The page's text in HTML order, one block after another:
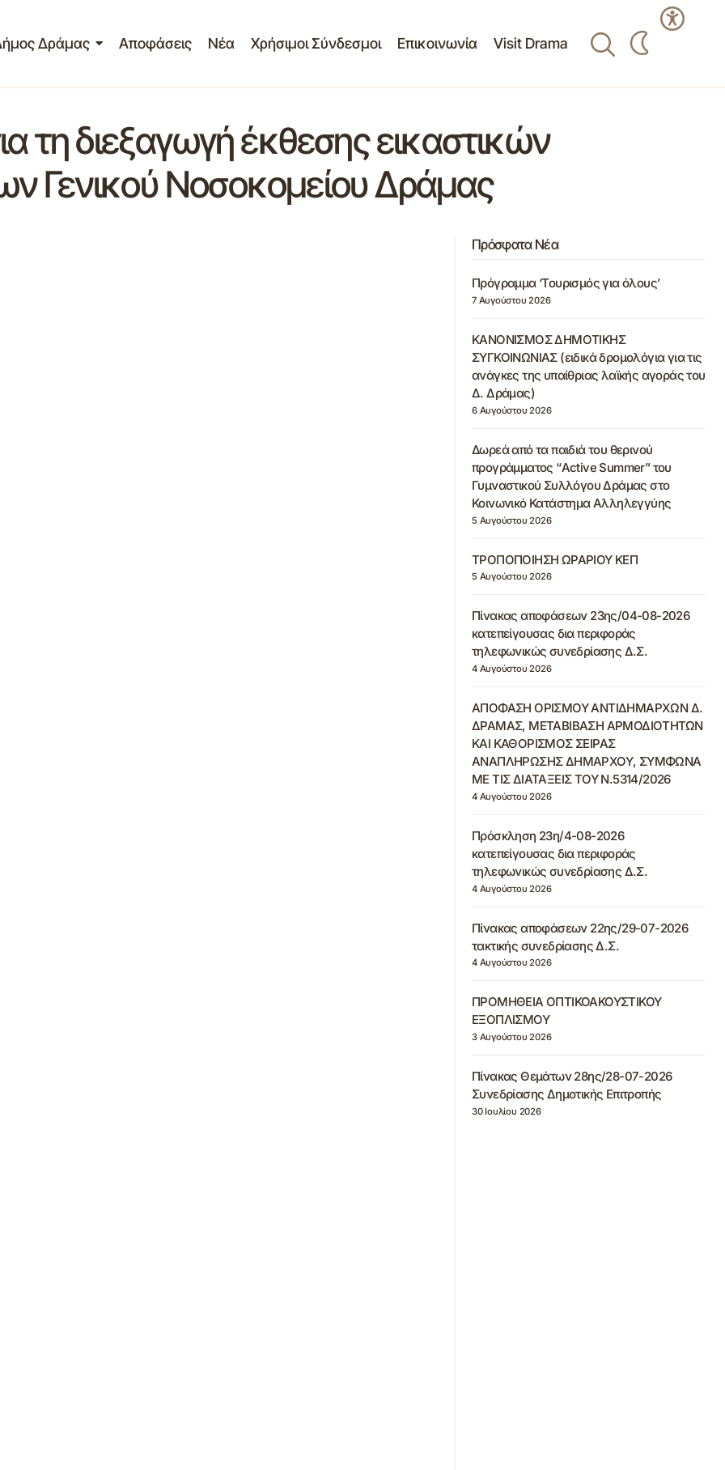
Δράμας Αποφάσεις Νέα Χρήσιμοι Σύνδεσμοι Επικοινωνία Visit Drama
τη διεξαγωγή έκθεσης εικαστικών
Γενικού Νοσοκομείου Δράμας
Πρόσφατα Νέα
Πρόγραμμα ‘Τουρισμός για όλους’
7 Αυγούστου 2026
ΚΑΝΟΝΙΣΜΟΣ ΔΗΜΟΤΙΚΗΣ
ΣΥΓΚΟΙΝΩΝΙΑΣ (ειδικά δρομολόγια για τις
ανάγκες της υπαίθριας λαϊκής αγοράς του
Δ. Δράμας)
6 Αυγούστου 2026
Δωρεά από τα παιδιά του θερινού
προγράμματος “Active Summer” του
Γυμναστικού Συλλόγου Δράμας στο
Κοινωνικό Κατάστημα Αλληλεγγύης
5 Αυγούστου 2026
ΤΡΟΠΟΠΟΙΗΣΗ ΩΡΑΡΙΟΥ ΚΕΠ
5 Αυγούστου 2026
Πίνακας αποφάσεων 23ης/04-08-2026
κατεπείγουσας δια περιφοράς
τηλεφωνικώς συνεδρίασης Δ.Σ.
4 Αυγούστου 2026
ΑΠΟΦΑΣΗ ΟΡΙΣΜΟΥ ΑΝΤΙΔΗΜΑΡΧΩΝ Δ.
ΔΡΑΜΑΣ, ΜΕΤΑΒΙΒΑΣΗ ΑΡΜΟΔΙΟΤΗΤΩΝ
ΚΑΙ ΚΑΘΟΡΙΣΜΟΣ ΣΕΙΡΑΣ
ΑΝΑΠΛΗΡΩΣΗΣ ΔΗΜΑΡΧΟΥ, ΣΥΜΦΩΝΑ
ΜΕ ΤΙΣ ΔΙΑΤΑΞΕΙΣ ΤΟΥ Ν.5314/2026
4 Αυγούστου 2026
Πρόσκληση 23η/4-08-2026
κατεπείγουσας δια περιφοράς
τηλεφωνικώς συνεδρίασης Δ.Σ.
4 Αυγούστου 2026
Πίνακας αποφάσεων 22ης/29-07-2026
τακτικής συνεδρίασης Δ.Σ.
4 Αυγούστου 2026
ΠΡΟΜΗΘΕΙΑ ΟΠΤΙΚΟΑΚΟΥΣΤΙΚΟΥ
ΕΞΟΠΛΙΣΜΟΥ
3 Αυγούστου 2026
Πίνακας Θεμάτων 28ης/28-07-2026
Συνεδρίασης Δημοτικής Επιτροπής
30 Ιουλίου 2026